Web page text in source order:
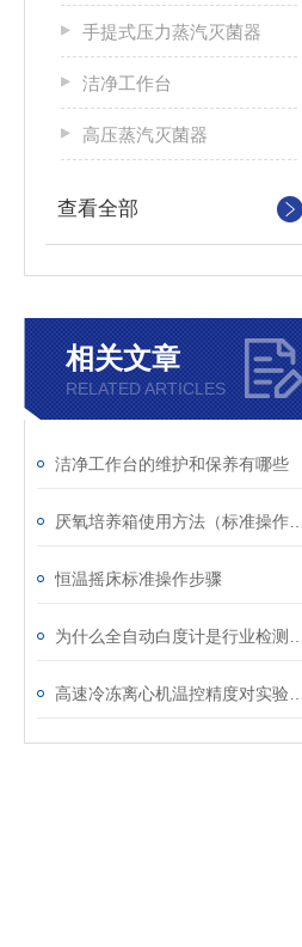
手提式压力蒸汽灭菌器
洁净工作台
高压蒸汽灭菌器
查看全部
相关文章
RELATED ARTICLES
洁净工作台的维护和保养有哪些
恒温摇床标准操作步骤